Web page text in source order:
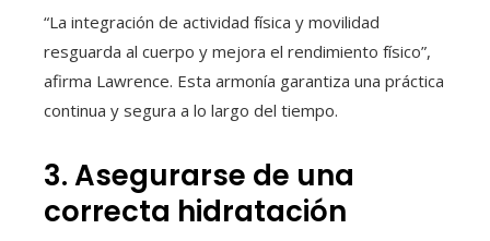
“La integración de actividad física y movilidad
resguarda al cuerpo y mejora el rendimiento físico”,
afirma Lawrence. Esta armonía garantiza una práctica
continua y segura a lo largo del tiempo.
3. Asegurarse de una
correcta hidratación